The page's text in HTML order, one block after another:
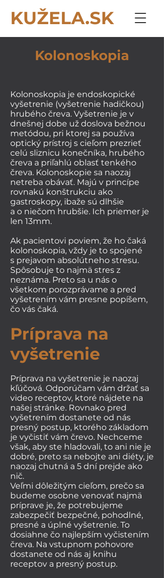
KUŽELA.SK
Kolonoskopia
Kolonoskopia je endoskopické
vyšetrenie (vyšetrenie hadičkou)
hrubého čreva. Vyšetrenie je v
dnešnej dobe už doslova bežnou
metódou, pri ktorej sa používa
optický prístroj s cieľom prezrieť
celú sliznicu konečníka, hrubého
čreva a priľahlú oblasť tenkého
čreva. Kolonoskopie sa naozaj
netreba obávať. Majú v princípe
rovnakú konštrukciu ako
gastroskopy, ibaže sú dlhšie
a o niečom hrubšie. Ich priemer je
len 13mm.
Ak pacientovi poviem, že ho čaká
kolonoskopia, vždy je to spojené
s prejavom absolútneho stresu.
Spôsobuje to najmä stres z
neznáma. Preto sa u nás o
všetkom porozprávame a pred
vyšetrením vám presne popíšem,
čo vás čaká.
Príprava na
vyšetrenie
Príprava na vyšetrenie je naozaj
kľúčová. Odporúčam vám držať sa
video receptov, ktoré nájdete na
našej stránke. Rovnako pred
vyšetrením dostanete od nás
presný postup, ktorého základom
je vyčistiť vám črevo. Nechceme
však, aby ste hladovali, to ani nie je
dobré, preto sa nebojte ani diéty, je
naozaj chutná a 5 dní prejde ako
nič.
Veľmi dôležitým cieľom, prečo sa
budeme osobne venovať najmä
príprave je, že potrebujeme
zabezpečiť bezpečné, pohodlné,
presné a úplné vyšetrenie. To
dosiahne čo najlepším vyčistením
čreva. Na vstupnom pohovore
dostanete od nás aj knihu
receptov a presný postup.